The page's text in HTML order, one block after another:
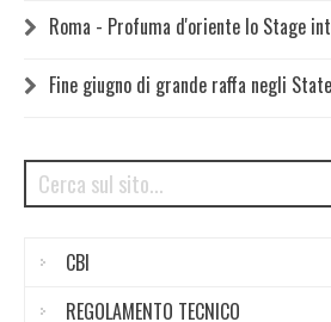
Roma - Profuma d'oriente lo Stage
Fine giugno di grande raffa negli
CBI
REGOLAMENTO TECNICO